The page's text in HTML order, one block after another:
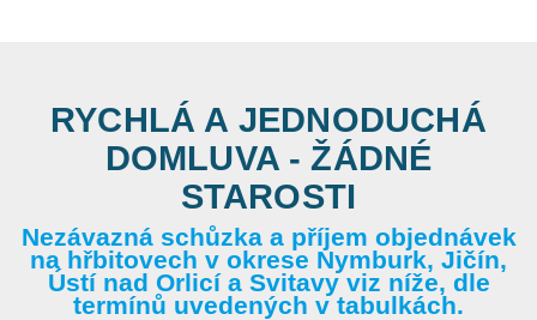
RYCHLÁ A JEDNODUCHÁ
DOMLUVA - ŽÁDNÉ
STAROSTI
Nezávazná schůzka a příjem objednávek
na hřbitovech v okrese Nymburk, Jičín,
Ústí nad Orlicí a Svitavy viz níže, dle
termínů uvedených v tabulkách.